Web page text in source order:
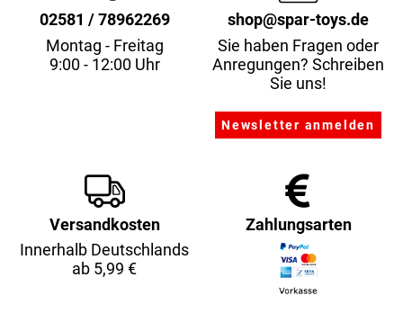
02581 / 78962269
Montag - Freitag
9:00 - 12:00 Uhr
shop@spar-toys.de
Sie haben Fragen oder
Anregungen? Schreiben
Sie uns!
Versandkosten
Innerhalb Deutschlands
ab 5,99 €
Zahlungsarten